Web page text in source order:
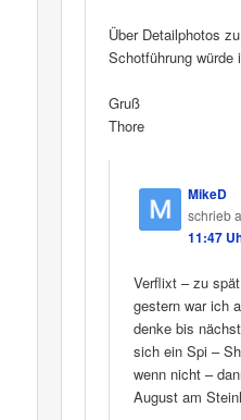
Über Detailphotos
Schotführung
Gruß
Thore
MikeD
schrieb
11:47
Verflixt – zu
gestern war ich
denke bis
sich ein Spi –
wenn nicht –
August am